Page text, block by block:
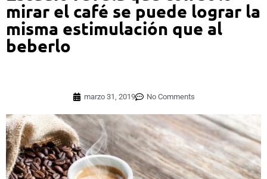
mirar el café se puede lograr la
misma estimulación que al
beberlo
marzo 31, 2019 No Comments